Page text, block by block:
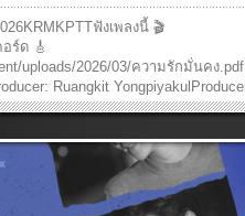
ฟังเพลงนี้ 🎬
ร์ด 🎸
uploads/2026/03/ความรักมั่นคง.pdf
Ruangkit
YongpiyakulComposer:
Tor SaksitKeyboard:
Guitar: Ruangkit YongpiyakulBass:
DoungkhamMix and Mastering:
Ruangkit